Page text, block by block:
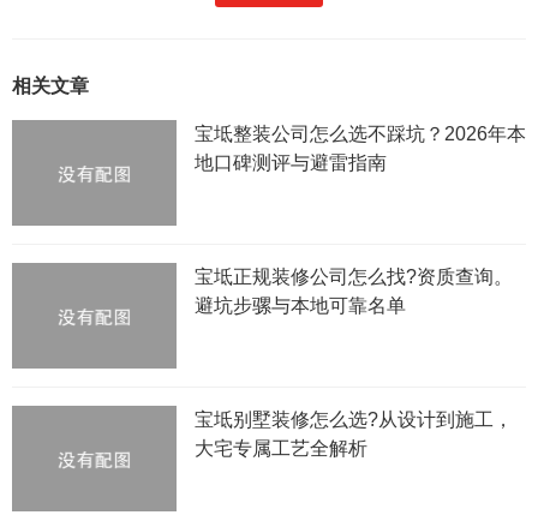
相关文章
宝坻整装公司怎么选不踩坑？2026年本
地口碑测评与避雷指南
宝坻正规装修公司怎么找?资质查询。
避坑步骡与本地可靠名单
宝坻别墅装修怎么选?从设计到施工，
大宅专属工艺全解析